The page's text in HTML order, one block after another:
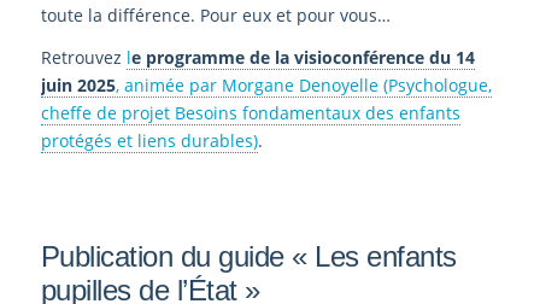
toute la différence. Pour eux et pour vous…
Retrouvez le programme de la visioconférence du 14
juin 2025, animée par Morgane Denoyelle (Psychologue,
cheffe de projet Besoins fondamentaux des enfants
protégés et liens durables).
Publication du guide « Les enfants
pupilles de l’État »